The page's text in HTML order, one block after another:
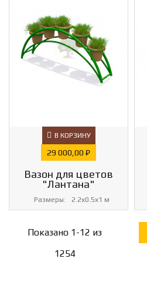
В КОРЗИНУ
Цена
29 000,00 ₽
Вазон для цветов
"Лантана"
Размеры: 2.2х0.5х1 м
Показано 1-12 из
1254